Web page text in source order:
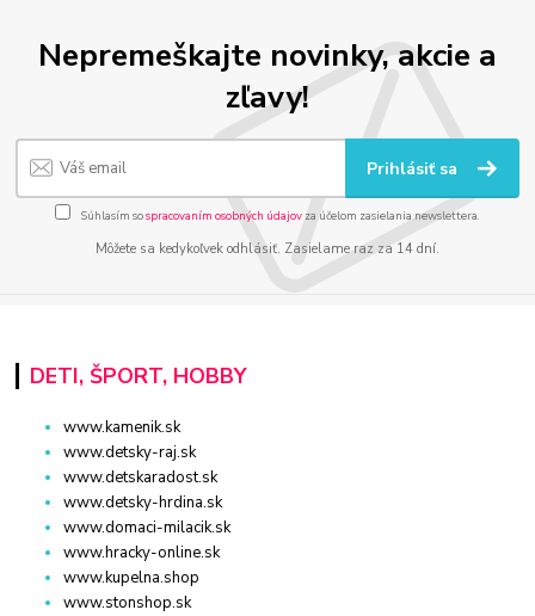
Nepremeškajte novinky, akcie a
zľavy!
Prihlásiť sa
Súhlasím sospracovaním osobných údajov za účelom zasielania newslettera.
Môžete sa kedykoľvek odhlásiť. Zasielame raz za 14 dní.
DETI, ŠPORT, HOBBY
www.kamenik.sk
www.detsky-raj.sk
www.detskaradost.sk
www.detsky-hrdina.sk
www.domaci-milacik.sk
www.hracky-online.sk
www.kupelna.shop
www.stonshop.sk